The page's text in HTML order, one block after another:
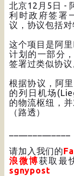
北京12月5日 -
利时政府签署
议，协议包括对
这个项目是阿
计划的一部分
签署过类似协议
根据协议，阿
的列日机场
的物流枢纽，
（路透）
请加入我们的
浪微博获取最
sgnypost